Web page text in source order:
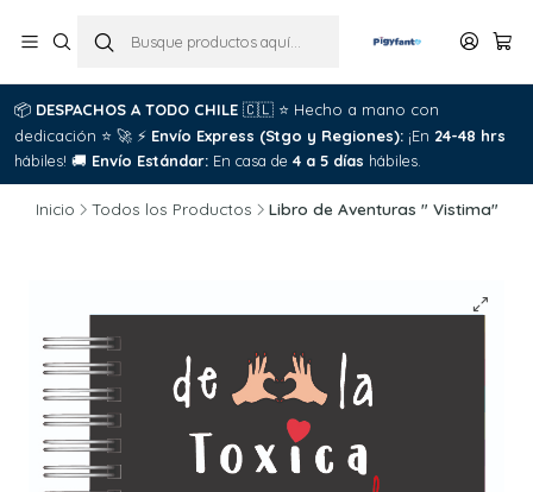
📦 DESPACHOS A TODO CHILE 🇨🇱 ⭐ Hecho a mano con
dedicación ⭐ 🚀 ⚡ Envío Express (Stgo y Regiones): ¡En 24-48 hrs
hábiles! 🚚 Envío Estándar: En casa de 4 a 5 días hábiles.
Inicio Todos los Productos Libro de Aventuras " Vistima"